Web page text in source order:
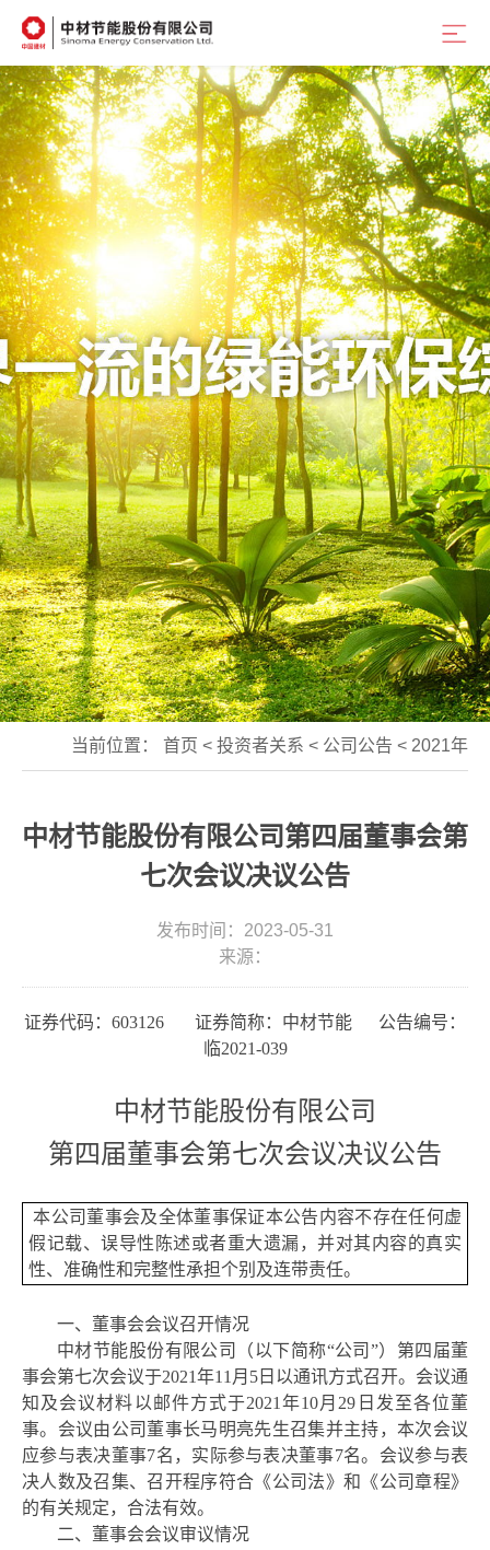
当前位置： 首页 < 投资者关系 < 公司公告 < 2021年
中材节能股份有限公司第四届董事会第
七次会议决议公告
发布时间：2023-05-31
来源：
证券代码： 603126 证券简称：中材节能 公告编号：
临2021-039
中材节能股份有限公司
第四届董事会第七次会议决议公告
本公司董事会及全体董事保证本公告内容不存在任何虚
假记载、误导性陈述或者重大遗漏，并对其内容的真实
性、准确性和完整性承担个别及连带责任。
一、董事会会议召开情况
中材节能股份有限公司（以下简称“公司”） 第四届董
事会第七次会议于2021年11月5 日 以通讯方式召开。会议通
知及会议材料以邮件方式于2021年10月29日发至各位董
事。会议由公司董事长马明亮先生召集并主持，本次会议
应参与表决董事7名，实际参与表决董事7名。会议参与表
决人数及召集、召开程序符合《公司法》和《公司章程》
的有关规定，合法有效。
二、董事会会议审议情况